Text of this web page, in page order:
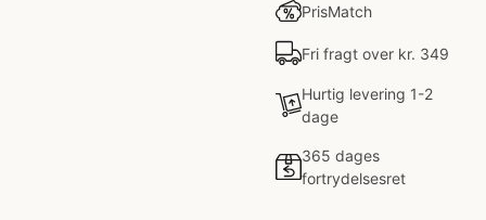
PrisMatch
Fri fragt over kr. 349
Hurtig levering 1-2
dage
365 dages
fortrydelsesret